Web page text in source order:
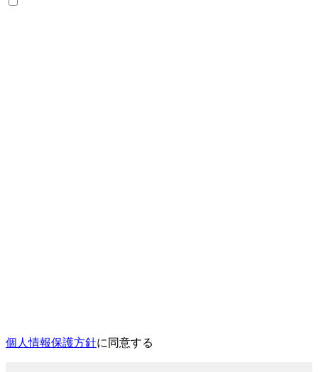
個人情報保護方針に同意する